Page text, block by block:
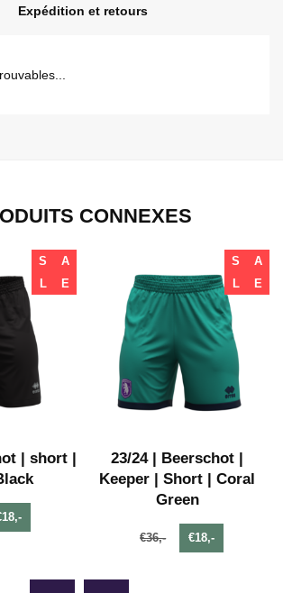
Expédition et retours
CONNEXES
S
A
L
E
| short |
S
A
L
E
23/24 | Beerschot |
Keeper | Short | Coral
Green
€36,- €18,-